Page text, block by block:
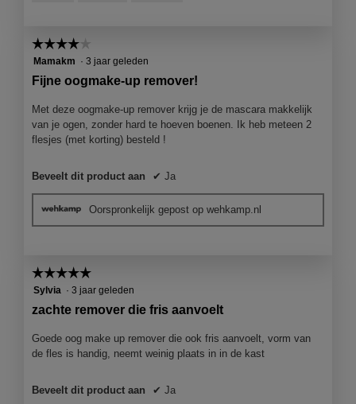
☆☆☆☆☆
☆☆☆☆☆
4
sterren.
Mamakm · 3 jaar geleden
Fijne oogmake-up remover!
Met deze oogmake-up remover krijg je de mascara makkelijk
van je ogen, zonder hard te hoeven boenen. Ik heb meteen 2
flesjes (met korting) besteld !
Beveelt dit product aan ✔ Ja
Oorspronkelijk gepost op wehkamp.nl
☆☆☆☆☆
☆☆☆☆☆
5
sterren.
Sylvia · 3 jaar geleden
zachte remover die fris aanvoelt
Goede oog make up remover die ook fris aanvoelt, vorm van
de fles is handig, neemt weinig plaats in in de kast
Beveelt dit product aan ✔ Ja